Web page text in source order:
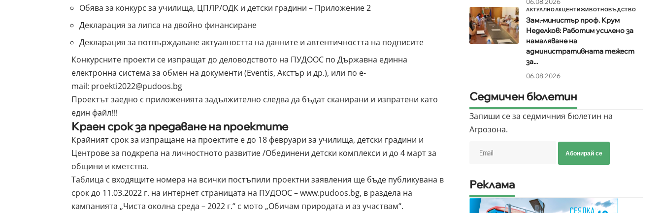
Обява за конкурс за училища, ЦПЛР/ОДК и детски градини – Приложение 2
Декларация за липса на двойно финансиране
Декларация за потвърждаване актуалността на данните и автентичността на подписите
Конкурсните проекти се изпращат до деловодството на ПУДООС по Държавна единна
електронна система за обмен на документи (Eventis, Акстър и др.), или по e-
mail: proekti2022@pudoos.bg
Проектът заедно с приложенията задължително следва да бъдат сканирани и изпратени като
един файл!!!
Краен срок за предаване на проектите
Крайният срок за изпращане на проектите е до 18 февруари за училища, детски градини и
Центрове за подкрепа на личностното развитие /Обединени детски комплекси и до 4 март за
общини и кметства.
Таблица с входящите номера на всички постъпили проектни заявления ще бъде публикувана в
срок до 11.03.2022 г. на интернет страницата на ПУДООС –www.pudoos.bg, в раздела на
кампанията „Чиста околна среда – 2022 г.“ с мото „Обичам природата и аз участвам“.
06.08.2026
АКТУАЛНОАКЦЕНТИЖИВОТНОВЪДСТВО
Зам.-министър проф. Крум
Неделков: Работим усилено за
намаляване на
административната тежест
за...
06.08.2026
Седмичен бюлетин
Запиши се за седмичния бюлетин на
Агрозона.
Абонирай се
Реклама